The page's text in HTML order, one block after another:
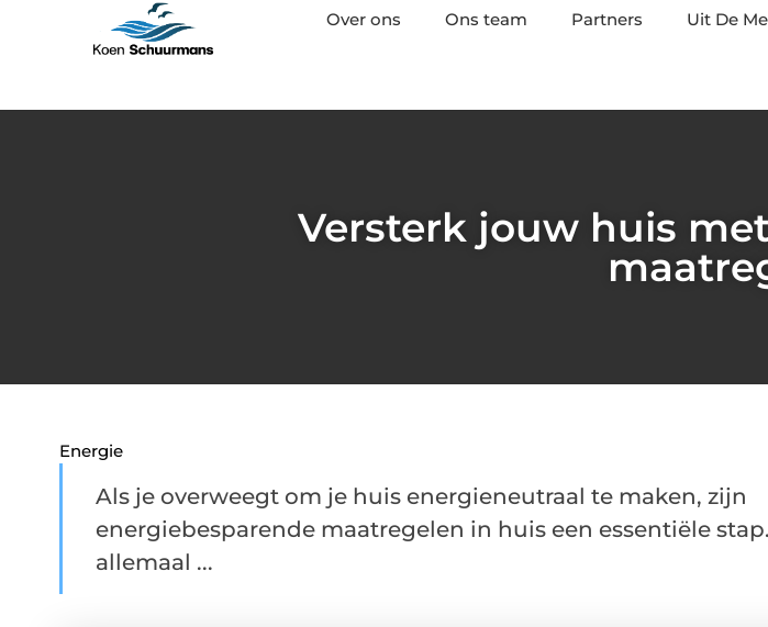
Over ons Ons team Partners Uit De
Versterk jouw huis
Energie
Als je overweegt om je huis energieneutraal te maken, zijn
energiebesparende maatregelen in huis een essentiële
allemaal ...